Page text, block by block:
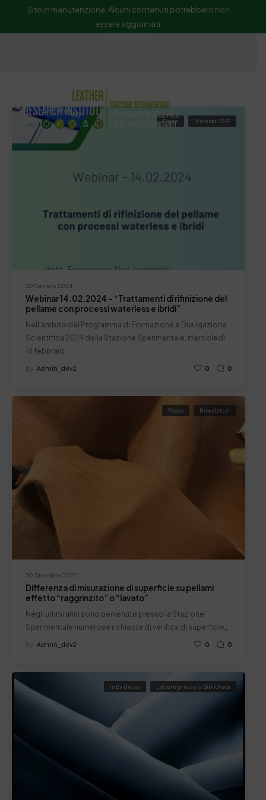
Sito in manutenzione. Alcuni contenuti potrebbero non
essere aggiornati.
Pellame
30 Gennaio 2024
Focus Webinar SSIP
Webinar 14.02.2024 – “Trattamenti di rifinizione del
pellame con processi waterless e ibridi”
Nell’ambito del Programma di Formazione e Divulgazione
Scientifica 2024 della Stazione Sperimentale, mercoledì
14 febbraio…
by Admin_dev2 0 0
30 Dicembre 2022
Focus Newsletter
Differenza di misurazione di superficie su pellami
effetto “raggrinzito” o “lavato”
Negli ultimi anni sono pervenute presso la Stazione
Sperimentale numerose richieste di verifica di superficie…
by Admin_dev2 0 0
In Evidenza Letture presso la Biblioteca